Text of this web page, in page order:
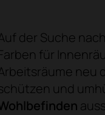
der Suche
für
neu
und